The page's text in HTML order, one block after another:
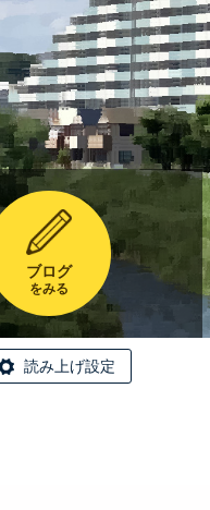
ブログ
をみる
読み上げ設定